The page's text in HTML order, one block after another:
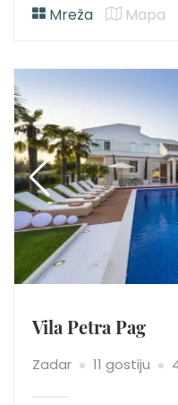
Mreža Mapa
Vila Petra Pag
Zadar 11 gostiju